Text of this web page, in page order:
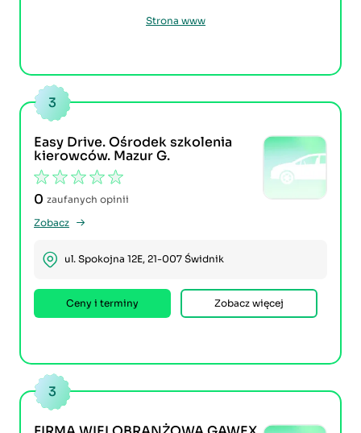
Strona www
3
Easy Drive. Ośrodek szkolenia
kierowców. Mazur G.
0 zaufanych opinii
Zobacz
ul. Spokojna 12E, 21-007 Świdnik
Ceny i terminy Zobacz więcej
3